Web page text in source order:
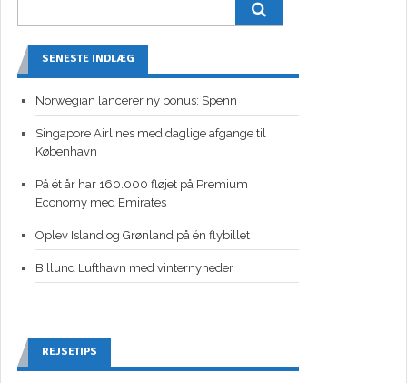
SENESTE INDLÆG
Norwegian lancerer ny bonus: Spenn
Singapore Airlines med daglige afgange til
København
På ét år har 160.000 fløjet på Premium
Economy med Emirates
Oplev Island og Grønland på én flybillet
Billund Lufthavn med vinternyheder
REJSETIPS